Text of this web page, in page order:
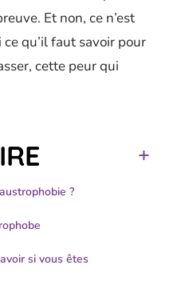
Et non, ce n’est
qu’il faut savoir pour
cette peur qui
?
si vous êtes